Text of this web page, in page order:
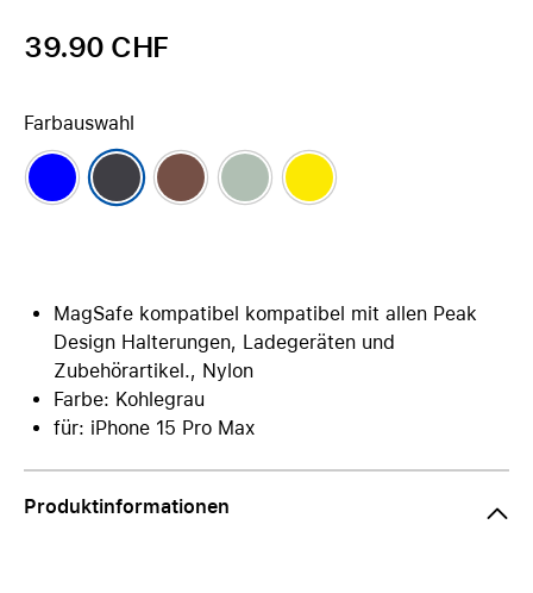
39.90 CHF
Farbauswahl
MagSafe kompatibel kompatibel mit allen Peak
Design Halterungen, Ladegeräten und
Zubehörartikel., Nylon
Farbe: Kohlegrau
für: iPhone 15 Pro Max
Produktinformationen